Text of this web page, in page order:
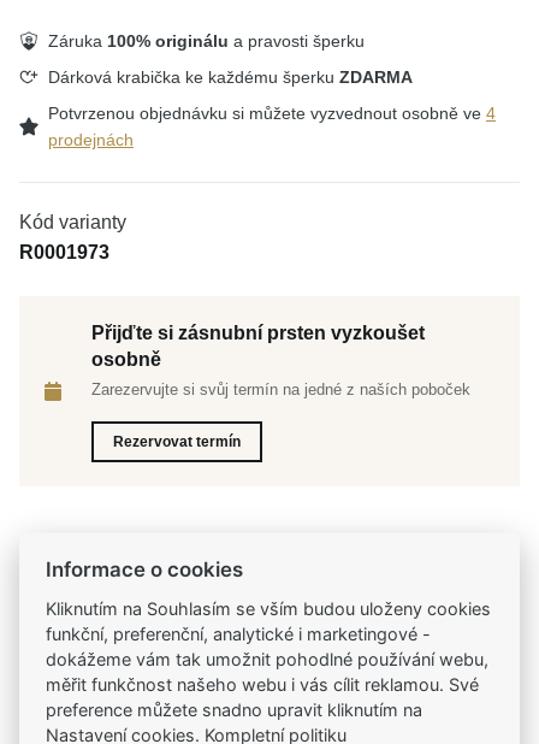
Záruka 100% originálu a pravosti šperku
Dárková krabička ke každému šperku ZDARMA
Potvrzenou objednávku si můžete vyzvednout osobně ve 4
prodejnách
Kód varianty
R0001973
Přijďte si zásnubní prsten vyzkoušet
osobně
Zarezervujte si svůj termín na jedné z naších poboček
Rezervovat termín
Tradiční česká firma
Už od roku 2001 jsme součástí vašich příběhů
Široký výběr produktů
Na našem e-shopu máte výběr z tisíců šperků
Informace o cookies
Kliknutím na Souhlasím se vším budou uloženy cookies
funkční, preferenční, analytické i marketingové -
dokážeme vám tak umožnit pohodlné používání webu,
měřit funkčnost našeho webu i vás cílit reklamou. Své
preference můžete snadno upravit kliknutím na
Nastavení cookies. Kompletní politiku